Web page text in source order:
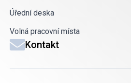
Úřední deska
Volná pracovní místa
Kontakt